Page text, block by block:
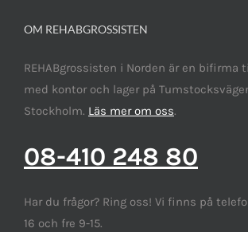
OM REHABGROSSISTEN
REHABgrossisten i Norden är en bifirma
med kontor och lager på Tumstocksvägen
Stockholm. Läs mer om oss.
08-410 248 80
Har du frågor? Ring oss! Vi finns på
16 och fre 9-15.